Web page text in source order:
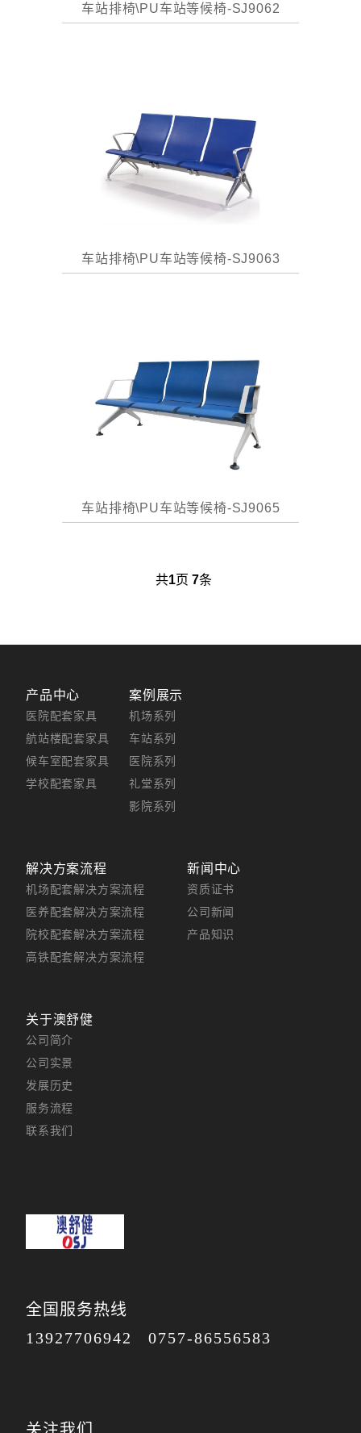
车站排椅\PU车站等候椅-SJ9062
车站排椅\PU车站等候椅-SJ9063
车站排椅\PU车站等候椅-SJ9065
共1页7条
产品中心
医院配套家具
航站楼配套家具
候车室配套家具
学校配套家具
案例展示
机场系列
车站系列
医院系列
礼堂系列
影院系列
解决方案流程
机场配套解决方案流程
医养配套解决方案流程
院校配套解决方案流程
高铁配套解决方案流程
新闻中心
资质证书
公司新闻
产品知识
关于澳舒健
公司简介
公司实景
发展历史
服务流程
联系我们
全国服务热线
13927706942
0757-86556583